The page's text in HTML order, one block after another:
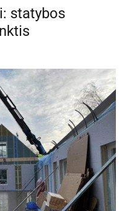
statybos